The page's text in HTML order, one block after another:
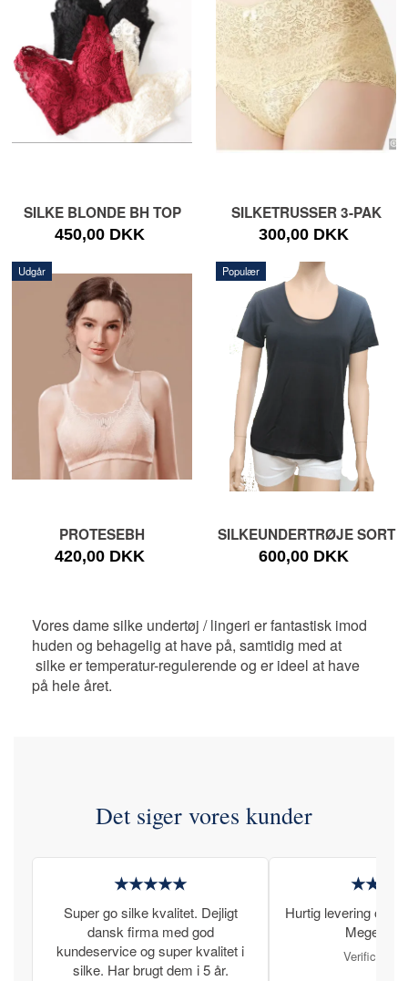
SILKE BLONDE BH TOP
450,00 DKK
SILKETRUSSER 3-PAK
300,00 DKK
Udgår
PROTESEBH
420,00 DKK
Populær
SILKEUNDERTRØJE SORT
600,00 DKK
Vores dame silke undertøj / lingeri er fantastisk imod
huden og behagelig at have på, samtidig med at
silke er temperatur-regulerende og er ideel at have
på hele året.
Det siger vores kunder
★★★★★
Super go silke kvalitet. Dejligt
dansk firma med god
kundeservice og super kvalitet i
silke. Har brugt dem i 5 år.
Hurtig levering og
Meget
Verificeret